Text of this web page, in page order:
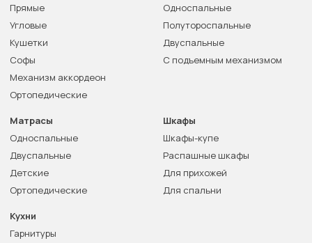
Прямые
Угловые
Кушетки
Софы
Механизм аккордеон
Ортопедические
Односпальные
Полутороспальные
Двуспальные
С подъемным механизмом
Матрасы
Односпальные
Двуспальные
Детские
Ортопедические
Шкафы
Шкафы-купе
Распашные шкафы
Для прихожей
Для спальни
Кухни
Гарнитуры